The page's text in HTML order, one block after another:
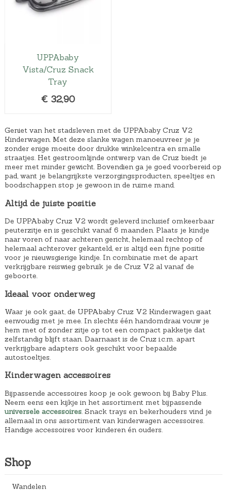
UPPAbaby
Vista/Cruz Snack
Tray
€ 32,90
Geniet van het stadsleven met de UPPAbaby Cruz V2
Kinderwagen. Met deze slanke wagen manoeuvreer je je
zonder enige moeite door drukke winkelcentra en smalle
straatjes. Het gestroomlijnde ontwerp van de Cruz biedt je
meer met minder gewicht. Bovendien ga je goed voorbereid op
pad, want je belangrijkste verzorgingsproducten, speeltjes en
boodschappen stop je gewoon in de ruime mand.
Altijd de juiste positie
De UPPAbaby Cruz V2 wordt geleverd inclusief omkeerbaar
peuterzitje en is geschikt vanaf 6 maanden. Plaats je kindje
naar voren of naar achteren gericht, helemaal rechtop of
helemaal achterover gekanteld, er is altijd een fijne positie
voor je nieuwsgierige kindje. In combinatie met de apart
verkrijgbare reiswieg gebruik je de Cruz V2 al vanaf de
geboorte.
Ideaal voor onderweg
Waar je ook gaat, de UPPAbaby Cruz V2 Kinderwagen gaat
eenvoudig met je mee. In slechts één handomdraai vouw je
hem met of zonder zitje op tot een compact pakketje dat
zelfstandig blijft staan. Daarnaast is de Cruz i.c.m. apart
verkrijgbare adapters ook geschikt voor bepaalde
autostoeltjes.
Kinderwagen accessoires
Bijpassende accessoires koop je ook gewoon bij Baby Plus.
Neem eens een kijkje in het assortiment met bijpassende
universele accessoires. Snack trays en bekerhouders vind je
allemaal in ons assortiment van kinderwagen accessoires.
Handige accessoires voor kinderen én ouders.
Shop
Wandelen